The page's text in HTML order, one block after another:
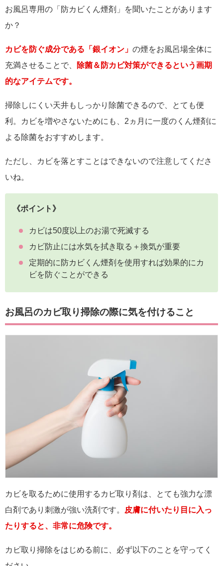
お風呂専用の「防カビくん煙剤」を聞いたことがあります
か？
カビを防ぐ成分である「銀イオン」 の煙をお風呂場全体に
充満させることで、
除菌＆防カビ対策ができるという画期
的なアイテムです。
掃除しにくい天井もしっかり除菌できるので、とても便
利。カビを増やさないためにも、2ヵ月に一度のくん煙剤に
よる除菌をおすすめします。
ただし、カビを落とすことはできないので注意してくださ
いね。
《ポイント》
カビは50度以上のお湯で死滅する
カビ防止には水気を拭き取る＋換気が重要
定期的に防カビくん煙剤を使用すれば効果的にカ
ビを防ぐことができる
お風呂のカビ取り掃除の際に気を付けること
カビを取るために使用するカビ取り剤は、とても強力な漂
白剤であり刺激が強い洗剤です。
皮膚に付いたり目に入っ
たりすると、非常に危険です。
カビ取り掃除をはじめる前に、必ず以下のことを守ってく